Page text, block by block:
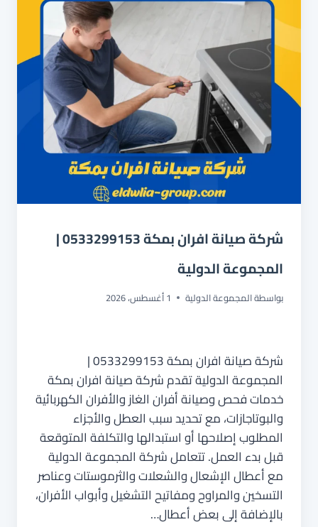
شركة صيانة افران بمكة 0533299153 |
المجموعة الدولية
بواسطةالمجموعة الدولية 1 أغسطس، 2026
شركة صيانة افران بمكة 0533299153 |
المجموعة الدولية تقدم شركة صيانة افران بمكة
خدمات فحص وصيانة أفران الغاز والأفران الكهربائية
والبوتاجازات، مع تحديد سبب العطل والأجزاء
المطلوب إصلاحها أو استبدالها والتكلفة المتوقعة
قبل بدء العمل. تتعامل شركة المجموعة الدولية
مع أعطال الإشعال والشعلات والثرموستات وعناصر
التسخين والمراوح ومفاتيح التشغيل وأبواب الأفران،
بالإضافة إلى بعض أعطال…